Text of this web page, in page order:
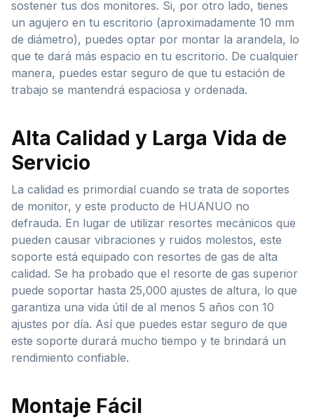
sostener tus dos monitores. Si, por otro lado, tienes
un agujero en tu escritorio (aproximadamente 10 mm
de diámetro), puedes optar por montar la arandela, lo
que te dará más espacio en tu escritorio. De cualquier
manera, puedes estar seguro de que tu estación de
trabajo se mantendrá espaciosa y ordenada.
Alta Calidad y Larga Vida de
Servicio
La calidad es primordial cuando se trata de soportes
de monitor, y este producto de HUANUO no
defrauda. En lugar de utilizar resortes mecánicos que
pueden causar vibraciones y ruidos molestos, este
soporte está equipado con resortes de gas de alta
calidad. Se ha probado que el resorte de gas superior
puede soportar hasta 25,000 ajustes de altura, lo que
garantiza una vida útil de al menos 5 años con 10
ajustes por día. Así que puedes estar seguro de que
este soporte durará mucho tiempo y te brindará un
rendimiento confiable.
Montaje Fácil